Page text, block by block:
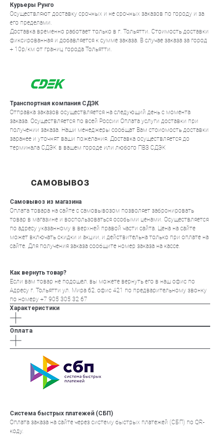
Курьеры Рунго
Осуществляют доставку срочных и не срочных заказов по городу и за
его пределами.
Доставка временно работает только в г. Тольятти. Стоимость доставки
фиксированная и добавляется к сумме заказа. В случае заказа за город
+ 10р/км от границ города Тольятти.
Транспортная компания СДЭК
Отправка заказов осуществляется на следующий день с момента
заказа. Осуществляется по всей России Оплата услуги доставки при
получении заказа. Наши менеджеры сообщат Вам стоиомость доставки
заранее и уточнят ваши пожелания. Доставка осуществляется до
терминала СДЭК в вашем городе или любого ПВЗ СДЭК
Самовывоз из магазина
Оплата товара на сайте с самовывозом позволяет забронировать
товар в магазине и воспользоваться особыми ценами. Осуществляется
по адресу указанному в верхней правой части сайта. Цена на сайте
может включать скидки и акции, и действительна только при оплате на
сайте. Для получения заказа сообщите номер заказа на кассе.
Как вернуть товар?
Если вам товар не подошел, вы можете вернуть его в наш офис по
Адресу г. Тольятти ул. Мира 62, офис 421 по предварительному звонку
по номеру +7 905 305 32 67
Характеристики
Оплата
Система быстрых платежей (СБП)
Оплата заказа на сайте через систему быстрых платежей (СБП) по QR-
коду.